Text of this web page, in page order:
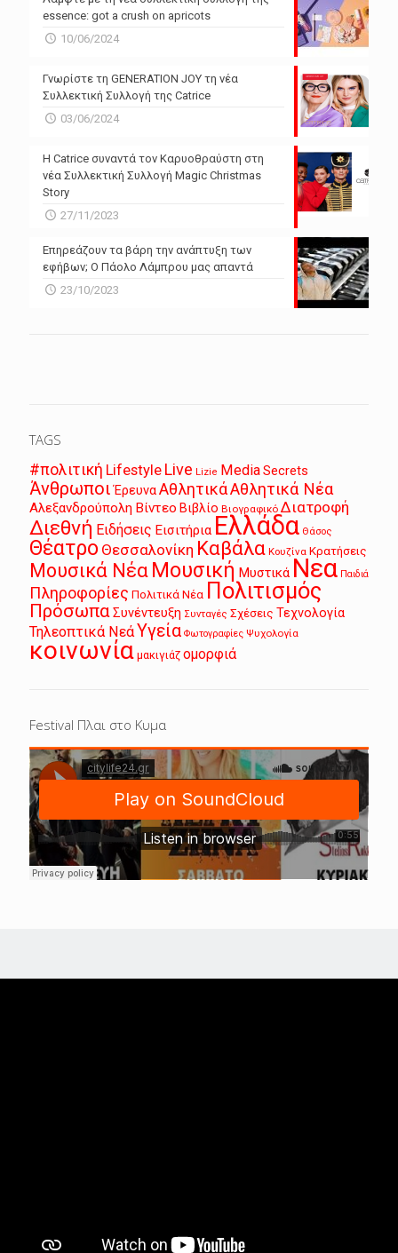
essence: got a crush on apricots
10/06/2024
Γνωρίστε τη GENERATION JOY τη νέα
Συλλεκτική Συλλογή της Catrice
03/06/2024
Η Catrice συναντά τον Καρυοθραύστη στη
νέα Συλλεκτική Συλλογή Magic Christmas
Story
27/11/2023
Επηρεάζουν τα βάρη την ανάπτυξη των
εφήβων; Ο Πάολο Λάμπρου μας απαντά
23/10/2023
TAGS
#πολιτική Lifestyle Live Lizie MediaSecrets
Άνθρωποι ΈρευναΑθλητικάΑθλητικά Νέα
Αλεξανδρούπολη Βίντεο Βιβλίο Βιογραφικό Διατροφή
Διεθνή Ειδήσεις Εισιτήρια Ελλάδα Θάσος
Θέατρο Θεσσαλονίκη Καβάλα Κουζίνα Κρατήσεις
Μουσικά Νέα Μουσική Μυστικά Νεα Παιδιά
Πληροφορίες Πολιτικά Νέα Πολιτισμός
ΠρόσωπαΣυνέντευξη Συνταγές Σχέσεις Τεχνολογία
Τηλεοπτικά ΝεάΥγεία Φωτογραφίες Ψυχολογία
κοινωνία μακιγιάζ ομορφιά
Festival Πλαι στο Κυμα